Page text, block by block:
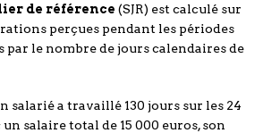
de référence (SJR) est calculé sur
perçues pendant les périodes
par le nombre de jours calendaires de
salarié a travaillé 130 jours sur les 24
salaire total de 15 000 euros, son